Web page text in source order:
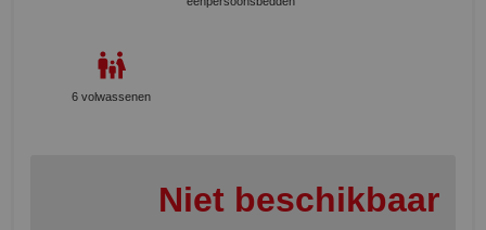
6 volwassenen
Niet beschikbaar